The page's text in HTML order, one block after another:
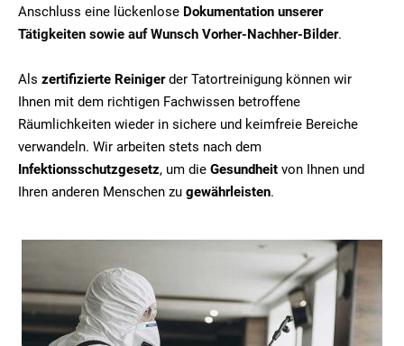
Anschluss eine lückenlose Dokumentation unserer
Tätigkeiten sowie auf Wunsch Vorher-Nachher-Bilder.
Als zertifizierte Reinigerder Tatortreinigung können wir
Ihnen mit dem richtigen Fachwissen betroffene
Räumlichkeiten wieder in sichere und keimfreie Bereiche
verwandeln. Wir arbeiten stets nach dem
Infektionsschutzgesetz, um die Gesundheit von Ihnen und
Ihren anderen Menschen zu gewährleisten.